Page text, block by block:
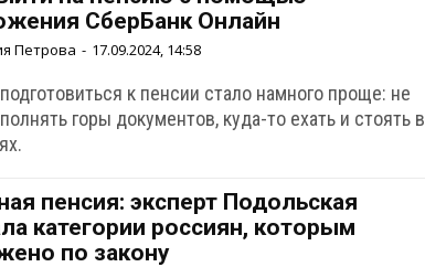
СберБанк Онлайн
Петрова - 17.09.2024, 14:58
к пенсии стало намного проще: не
горы документов, куда-то ехать и стоять в
пенсия: эксперт Подольская
категории россиян, которым
по закону